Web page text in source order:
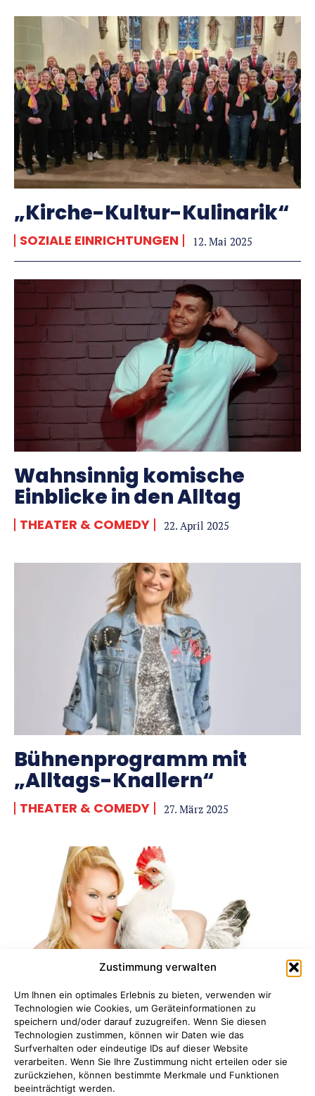
Zustimmung verwalten
Um Ihnen ein optimales Erlebnis zu bieten, verwenden wir
Technologien wie Cookies, um Geräteinformationen zu
speichern und/oder darauf zuzugreifen. Wenn Sie diesen
Technologien zustimmen, können wir Daten wie das
Surfverhalten oder eindeutige IDs auf dieser Website
verarbeiten. Wenn Sie Ihre Zustimmung nicht erteilen oder sie
zurückziehen, können bestimmte Merkmale und Funktionen
beeinträchtigt werden.
„Kirche-Kultur-Kulinarik“
SOZIALE EINRICHTUNGEN 12. Mai 2025
Wahnsinnig komische
Einblicke in den Alltag
THEATER & COMEDY 22. April 2025
Bühnenprogramm mit
„Alltags-Knallern“
THEATER & COMEDY 27. März 2025
Tierisch menschliches
Programm mit
Kabarettistin Daphne de